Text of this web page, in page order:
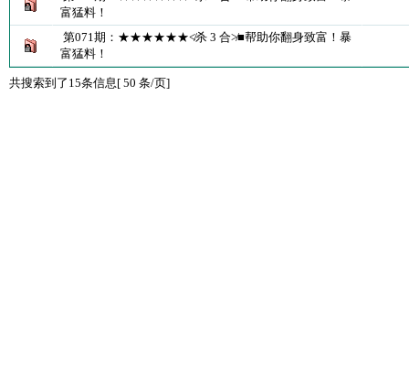
富猛料！
第071期：★★★★★★≮杀 3 合≯■帮助你翻身致富！暴
富猛料！
共搜索到了15条信息[ 50 条/页]